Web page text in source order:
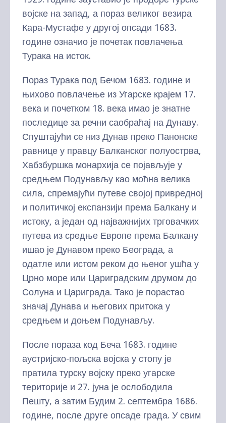
војске на запад, а пораз великог везира
Кара-Мустафе у другој опсади 1683.
године означио је почетак повлачења
Турака на исток.
Пораз Турака под Бечом 1683. године и
њихово повлачење из Угарске крајем 17.
века и почетком 18. века имао је знатне
последице за речни саобраћај на Дунаву.
Спуштајући се низ Дунав преко Панонске
равнице у правцу Балканског полуострва,
Хабзбуршка монархија се појављује у
средњем Подунављу као моћна велика
сила, спремајући путеве својој привредној
и политичкој експанзији према Балкану и
истоку, а један од најважнијих трговачких
путева из средње Европе према Балкану
ишао је Дунавом преко Београда, а
одатле или истом реком до њеног ушћа у
Црно море или Цариградским друмом до
Солуна и Цариграда. Тако је порастао
значај Дунава и његових притока у
средњем и доњем Подунављу.
После пораза код Беча 1683. године
аустријско-пољска војска у стопу је
пратила турску војску преко угарске
територије и 27. јуна је ослободила
Пешту, а затим Будим 2. септембра 1686.
године, после друге опсаде града. У свим